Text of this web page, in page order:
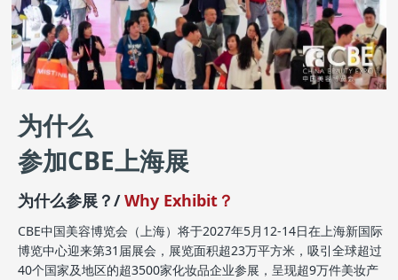
为什么
参加CBE上海展
为什么参展？/Why Exhibit？
CBE中国美容博览会（上海）将于2027年5月12-14日在上海新国际
博览中心迎来第31届展会，展览面积超23万平方米，吸引全球超过
40个国家及地区的超3500家化妆品企业参展，呈现超9万件美妆产